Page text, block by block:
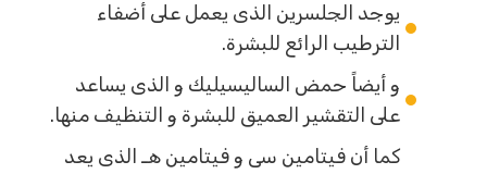
يوجد الجلسرين الذى يعمل على أضفاء
الترطيب الرائع للبشرة.
و أيضاً حمض الساليسيليك و الذى يساعد
على التقشير العميق للبشرة و التنظيف منها.
كما أن فيتامين سى و فيتامين هـ الذى يعد